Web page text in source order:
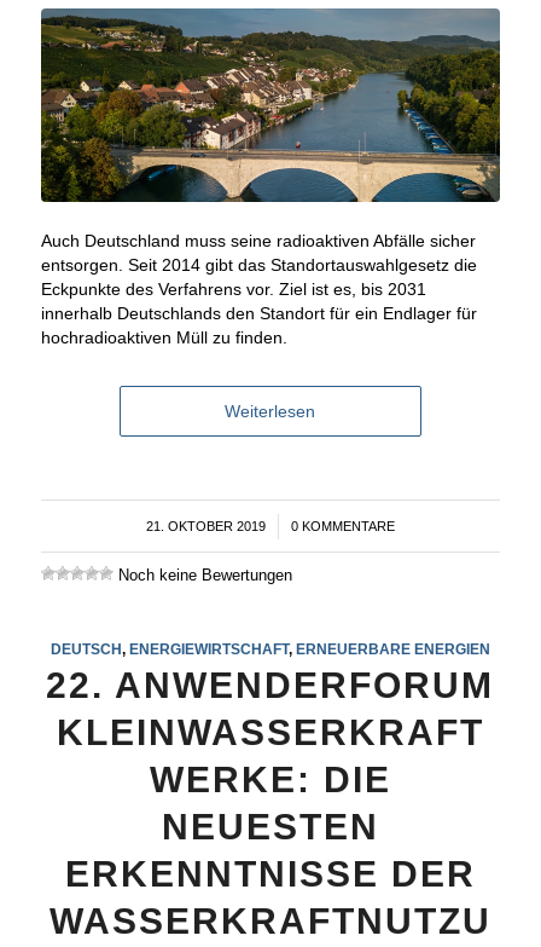
Auch Deutschland muss seine radioaktiven Abfälle sicher
entsorgen. Seit 2014 gibt das Standortauswahlgesetz die
Eckpunkte des Verfahrens vor. Ziel ist es, bis 2031
innerhalb Deutschlands den Standort für ein Endlager für
hochradioaktiven Müll zu finden.
Weiterlesen
21. OKTOBER 2019
/ 0 KOMMENTARE
Noch keine Bewertungen
DEUTSCH, ENERGIEWIRTSCHAFT, ERNEUERBARE ENERGIEN
22. ANWENDERFORUM
KLEINWASSERKRAFT
WERKE: DIE
NEUESTEN
ERKENNTNISSE DER
WASSERKRAFTNUTZU